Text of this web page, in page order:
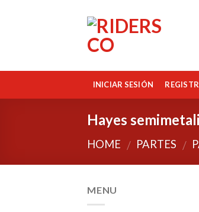
INICIAR SESIÓN
Hayes
HOME / PARTES /
MENU